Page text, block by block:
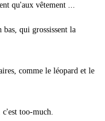
qu'aux vêtement ...
qui grossissent la
comme le léopard et le
too-much.